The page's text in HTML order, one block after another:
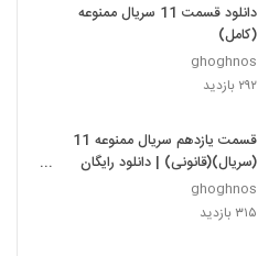
دانلود قسمت 11 سریال ممنوعه
(کامل)
ghoghnos
۲۹۲ بازدید
قسمت یازدهم سریال ممنوعه 11
(سریال)(قانونی) | دانلود رایگان
قسمت 11 سریال ممنوعه -یازده-
(online)
ghoghnos
۳۱۵ بازدید